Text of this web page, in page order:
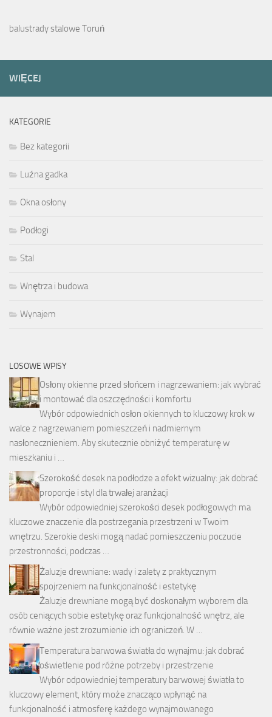
balustrady stalowe Toruń
WIĘCEJ
KATEGORIE
Bez kategorii
Luźna gadka
Okna osłony
Podłogi
Stal
Wnętrza i budowa
Wynajem
LOSOWE WPISY
Osłony okienne przed słońcem i nagrzewaniem: jak wybrać
i montować dla oszczędności i komfortu
Wybór odpowiednich osłon okiennych to kluczowy krok w
walce z nagrzewaniem pomieszczeń i nadmiernym
nasłonecznieniem. Aby skutecznie obniżyć temperaturę w
mieszkaniu i …
Szerokość desek na podłodze a efekt wizualny: jak dobrać
proporcje i styl dla trwałej aranżacji
Wybór odpowiedniej szerokości desek podłogowych ma
kluczowe znaczenie dla postrzegania przestrzeni w Twoim
wnętrzu. Szerokie deski mogą nadać pomieszczeniu poczucie
przestronności, podczas …
Żaluzje drewniane: wady i zalety z praktycznym
spojrzeniem na funkcjonalność i estetykę
Żaluzje drewniane mogą być doskonałym wyborem dla
osób ceniących sobie estetykę oraz funkcjonalność wnętrz, ale
równie ważne jest zrozumienie ich ograniczeń. W …
Temperatura barwowa światła do wynajmu: jak dobrać
oświetlenie pod różne potrzeby i przestrzenie
Wybór odpowiedniej temperatury barwowej światła to
kluczowy element, który może znacząco wpłynąć na
funkcjonalność i atmosferę każdego wynajmowanego